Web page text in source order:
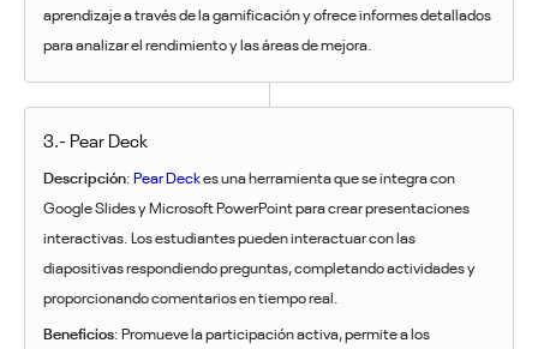
aprendizaje a través de la gamificación y ofrece informes detallados
para analizar el rendimiento y las áreas de mejora.
3.- Pear Deck
Descripción:Pear Deckes una herramienta que se integra con
Google Slides y Microsoft PowerPoint para crear presentaciones
interactivas. Los estudiantes pueden interactuar con las
diapositivas respondiendo preguntas, completando actividades y
proporcionando comentarios en tiempo real.
Beneficios: Promueve la participación activa, permite a los